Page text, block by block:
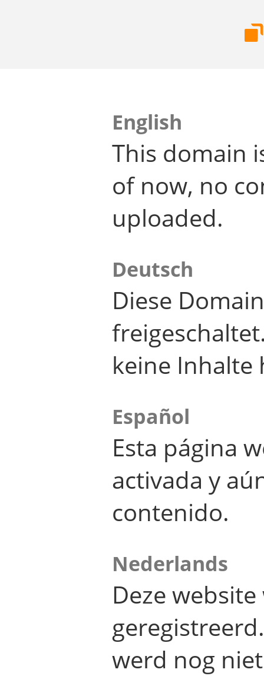
English
This domain
of now, no
uploaded.
Deutsch
Diese
keine Inhalte
Español
Esta página
activada y
contenido.
Nederlands
Deze
werd nog